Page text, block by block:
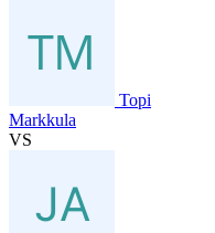
Topi
Markkula
VS